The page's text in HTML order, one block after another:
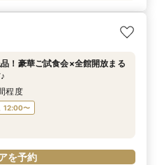
！豪華ご試食会×全館開放まる
程度
12:00〜
を予約